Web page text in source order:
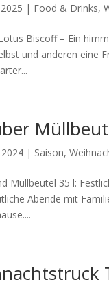
| Food & Drinks,
Biscoff – Ein
und anderen eine
| Saison,
Müllbeutel 35 l:
Abende mit